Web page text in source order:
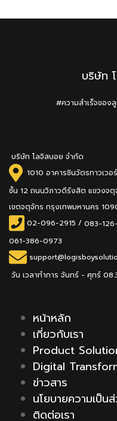
บริษัท
#ความสำเร็จของ
บริษัท โลจิสบอย จำกัด
1010 อาคารชินวัตรทาวเวอ
ชั้น 12 ถนนวิภาวดีรังสิต แขวงจตุ
เขตจตุจักร กรุงเทพมหานคร
02-096-2915/083-
061-386-0973
วัน เวลาทำการ จันทร์ - ศุกร์
หน้าหลัก
เกี่ยวกับเรา
Product
Digital
ข่าวสาร
นโยบายความเป็น
ติดต่อเรา